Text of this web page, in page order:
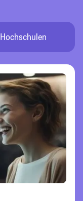
Hochschulen